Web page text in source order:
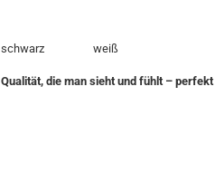
schwarz weiß
Qualität, die man sieht und fühlt –